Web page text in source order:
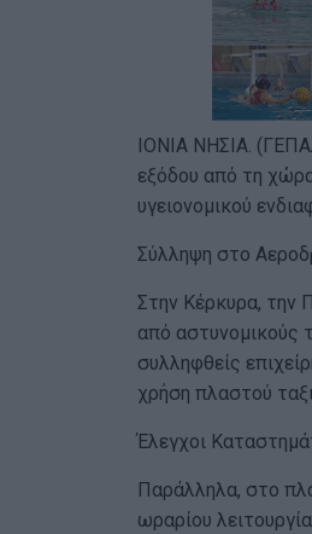
ΙΟΝΙΑ ΝΗΣΙΑ.
εξόδου από τη
υγειονομικού
Σύλληψη στο
Στην Κέρκυρα, την
από αστυνομικούς
συλληφθείς
χρήση πλαστού
Έλεγχοι
Παράλληλα, στο
ωραρίου